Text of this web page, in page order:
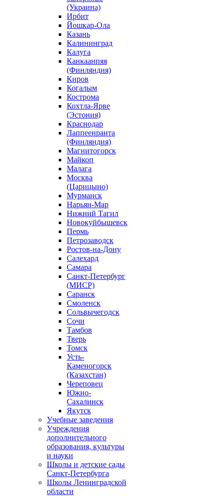
(Украина)
Ирбит
Йошкар-Ола
Казань
Калининград
Калуга
Канкаанпяя
(Финляндия)
Киров
Когалым
Кострома
Кохтла-Ярве
(Эстония)
Краснодар
Лаппеенранта
(Финляндия)
Магнитогорск
Майкоп
Малага
Москва
(Царицыно)
Мурманск
Нарьян-Мар
Нижний Тагил
Новокуйбышевск
Пермь
Петрозаводск
Ростов-на-Дону
Салехард
Самара
Санкт-Петербург
(МИСР)
Саранск
Смоленск
Сольвычегодск
Сочи
Тамбов
Тверь
Томск
Усть-
Каменогорск
(Казахстан)
Череповец
Южно-
Сахалинск
Якутск
Учебные заведения
Учреждения
дополнительного
образования, культуры
и науки
Школы и детские сады
Санкт-Петербурга
Школы Ленинградской
области